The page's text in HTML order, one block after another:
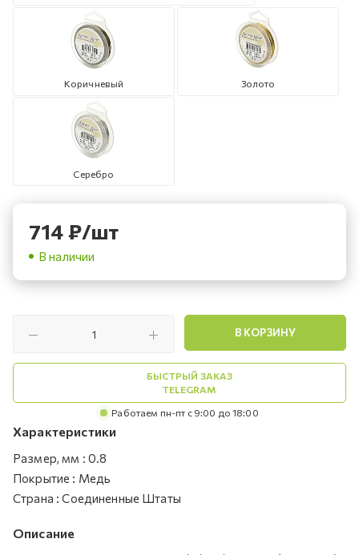
Коричневый Золото
Серебро
714₽/шт
В наличии
В КОРЗИНУ
БЫСТРЫЙ ЗАКАЗ
TELEGRAM
Работаем пн-пт с 9:00 до 18:00
Характеристики
Размер, мм : 0.8
Покрытие : Медь
Страна : Соединенные Штаты
Описание